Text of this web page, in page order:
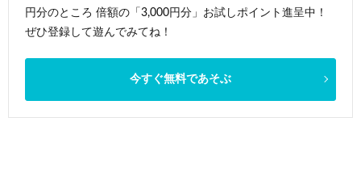
円分のところ 倍額の「3,000円分」お試しポイント進呈中！
ぜひ登録して遊んでみてね！
今すぐ無料であそぶ